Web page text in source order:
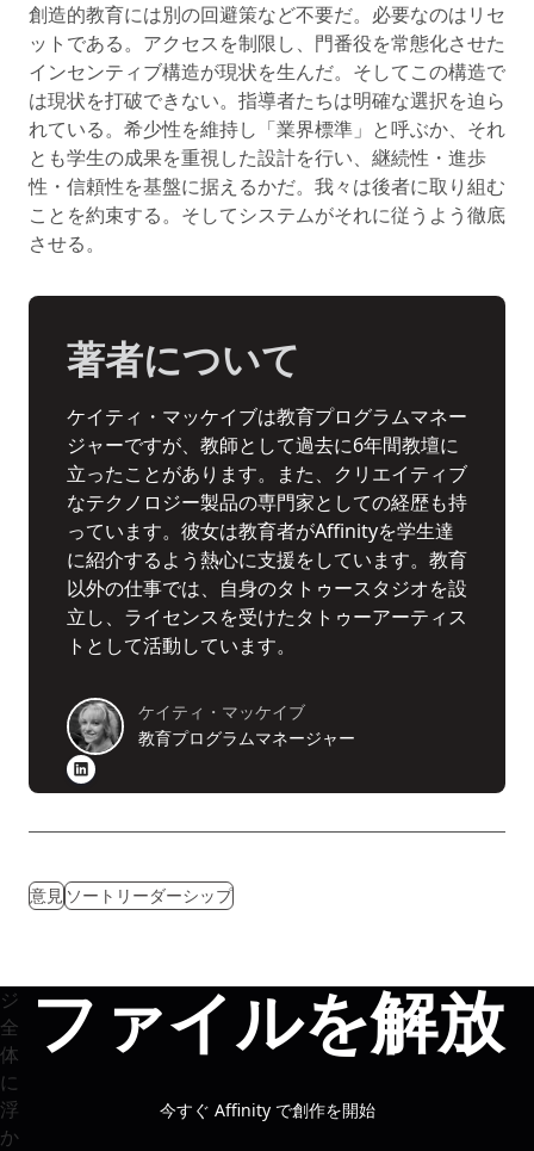
創造的教育には別の回避策など不要だ。必要なのはリセ
ットである。アクセスを制限し、門番役を常態化させた
インセンティブ構造が現状を生んだ。そしてこの構造で
は現状を打破できない。指導者たちは明確な選択を迫ら
れている。希少性を維持し「業界標準」と呼ぶか、それ
とも学生の成果を重視した設計を行い、継続性・進歩
性・信頼性を基盤に据えるかだ。我々は後者に取り組む
ことを約束する。そしてシステムがそれに従うよう徹底
させる。
著者について
ケイティ・マッケイブは教育プログラムマネー
ジャーですが、教師として過去に6年間教壇に
立ったことがあります。また、クリエイティブ
なテクノロジー製品の専門家としての経歴も持
っています。彼女は教育者がAffinityを学生達
に紹介するよう熱心に支援をしています。教育
以外の仕事では、自身のタトゥースタジオを設
立し、ライセンスを受けたタトゥーアーティス
トとして活動しています。
ケイティ・マッケイブ
教育プログラムマネージャー
意見 ソートリーダーシップ
ファイルを解放
今すぐ Affinity で創作を開始